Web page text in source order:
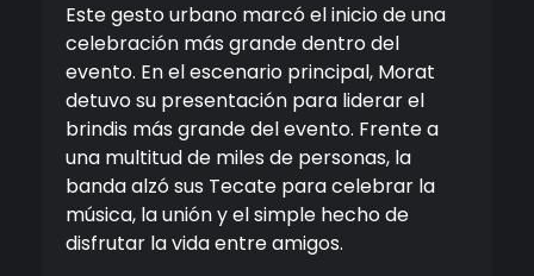
Este gesto urbano marcó el inicio de una
celebración más grande dentro del
evento. En el escenario principal, Morat
detuvo su presentación para liderar el
brindis más grande del evento. Frente a
una multitud de miles de personas, la
banda alzó sus Tecate para celebrar la
música, la unión y el simple hecho de
disfrutar la vida entre amigos.